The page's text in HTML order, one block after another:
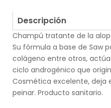
Descripción
Champú tratante de la
Su fórmula a base de Saw
colágeno entre otros,
ciclo androgénico que
Cosmética excelente, deja
peinar. Producto sanitario.